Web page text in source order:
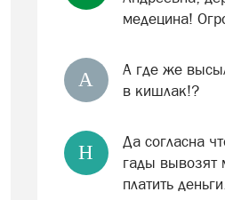
медецина!
А
А где же
в кишлак!?
Н
Да согласна
гады вывозят
платить